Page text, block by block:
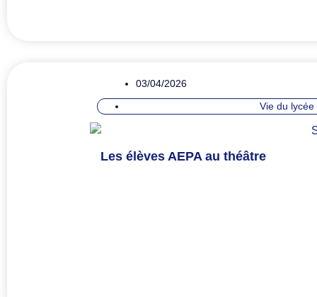
03/04/2026
Vie du lycée
Les élèves AEPA au théâtre